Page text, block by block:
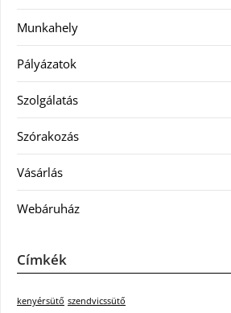
Munkahely
Pályázatok
Szolgálatás
Szórakozás
Vásárlás
Webáruház
Címkék
kenyérsütő szendvicssütő